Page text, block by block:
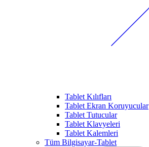
Tablet Kılıfları
Tablet Ekran Koruyucular
Tablet Tutucular
Tablet Klavyeleri
Tablet Kalemleri
Tüm Bilgisayar-Tablet